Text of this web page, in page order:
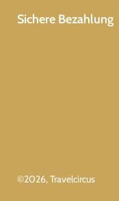
Sichere Bezahlung
©2026, Travelcircus